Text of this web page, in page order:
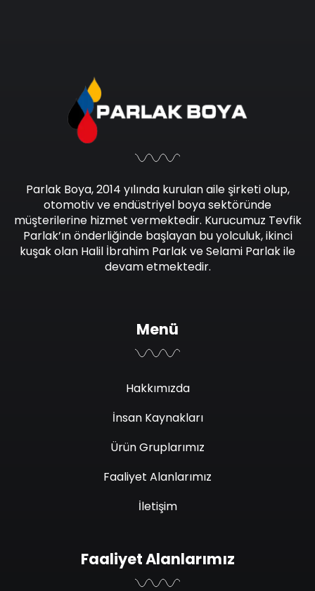
Parlak Boya, 2014 yılında kurulan aile şirketi olup,
otomotiv ve endüstriyel boya sektöründe
müşterilerine hizmet vermektedir. Kurucumuz Tevfik
Parlak’ın önderliğinde başlayan bu yolculuk, ikinci
kuşak olan Halil İbrahim Parlak ve Selami Parlak ile
devam etmektedir.
Menü
Hakkımızda
İnsan Kaynakları
Ürün Gruplarımız
Faaliyet Alanlarımız
İletişim
Faaliyet Alanlarımız